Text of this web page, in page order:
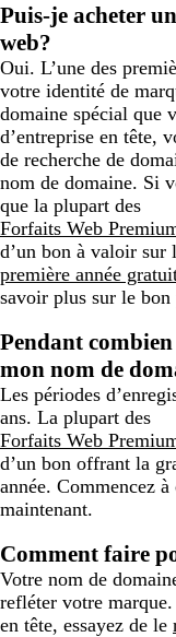
Puis-je acheter
web?
Oui. L’une des
votre identité de
domaine spécial que
d’entreprise en tête,
de recherche de
nom de domaine. Si
que la plupart des
Forfaits Web
d’un bon à valoir sur
première année
savoir plus sur le
Pendant
mon nom de
Les périodes
ans. La plupart des
Forfaits Web
d’un bon offrant la
année. Commencez
maintenant.
Comment faire
Votre nom de
refléter votre
en tête, essayez de le